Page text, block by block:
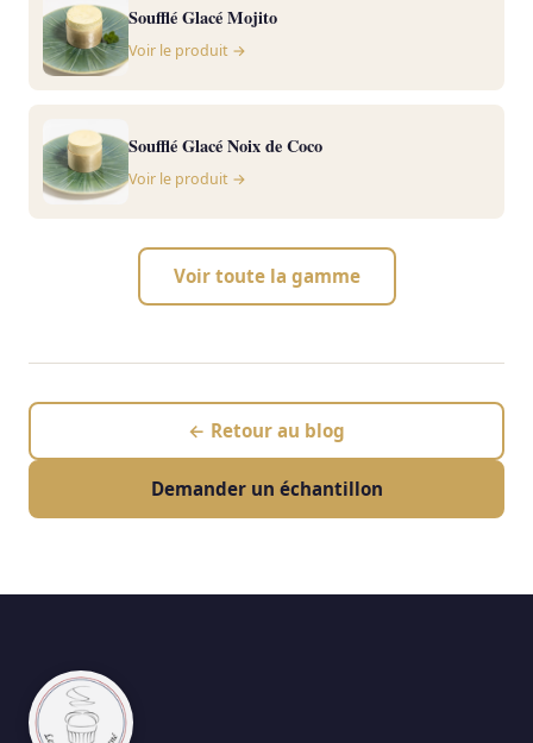
Soufflé Glacé Mojito
Voir le produit →
Soufflé Glacé Noix de Coco
Voir le produit →
Voir toute la gamme
← Retour au blog
Demander un échantillon